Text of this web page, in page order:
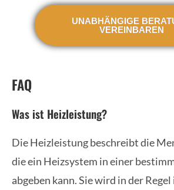
UNABHÄNGIGE
VEREINBAREN
FAQ
Was ist Heizleistung?
Die Heizleistung beschreibt die
die ein Heizsystem in einer
abgeben kann. Sie wird in der